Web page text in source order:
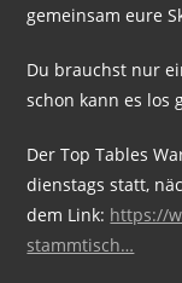
gemeinsam eure
Du brauchst nur
schon kann es los
Der Top Tables
dienstags statt,
dem Link: https://
stammtisch…